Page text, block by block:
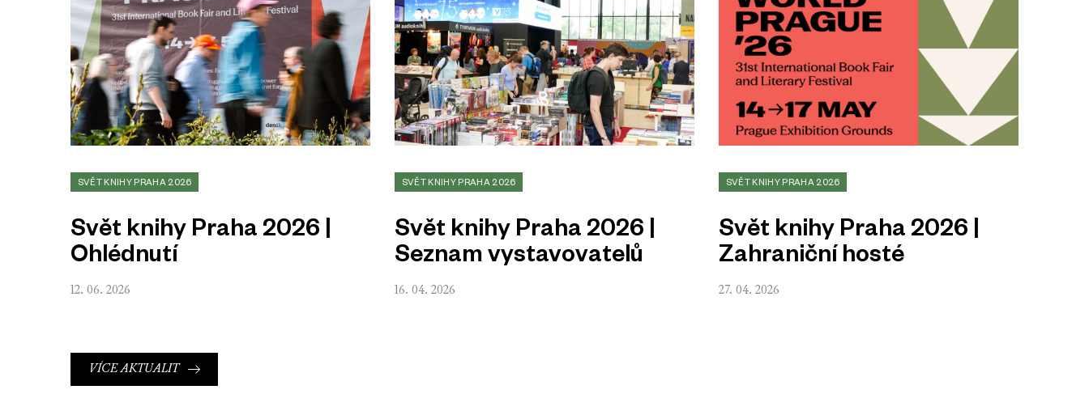
SVĚT KNIHY PRAHA 2026
Svět knihy Praha 2026 |
Ohlédnutí
12. 06. 2026
SVĚT KNIHY PRAHA 2026
Svět knihy Praha 2026 |
Seznam vystavovatelů
16. 04. 2026
SVĚT KNIHY PRAHA 2026
Svět knihy Praha 2026 |
Zahraniční hosté
27. 04. 2026
VÍCE AKTUALIT